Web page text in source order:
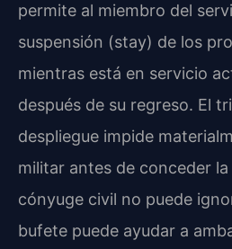
permite al miembro del
suspensión (stay) de los
mientras está en servicio
después de su regreso. El
despliegue impide
militar antes de conceder la
cónyuge civil no puede
bufete puede ayudar a